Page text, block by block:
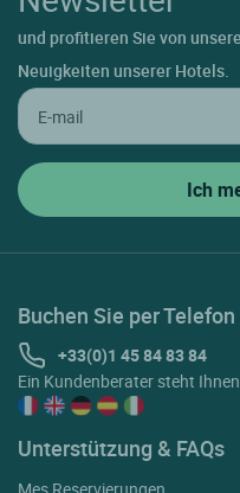
und profitieren Sie von
Neuigkeiten unserer Hotels.
Buchen Sie per Telefon
+33(0)1 45 84 83 84
Ein Kundenberater steht
Unterstützung & FAQs